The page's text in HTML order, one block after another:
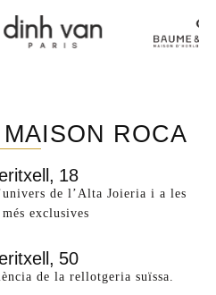
ROCA
18
de l’Alta Joieria i a les
exclusives​
50
de la rellotgeria suïssa.